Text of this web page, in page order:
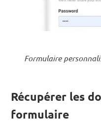
Formulaire
Récupérer les
formulaire